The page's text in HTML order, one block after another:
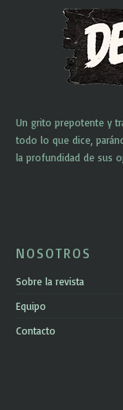
Un grito prepotente y
todo lo que dice,
la profundidad de sus
NOSOTROS
Sobre la revista
Equipo
Contacto